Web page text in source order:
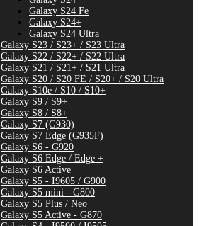
Galaxy S24 Fe
Galaxy S24+
Galaxy S24 Ultra
Galaxy S23 / S23+ / S23 Ultra
Galaxy S22 / S22+ / S22 Ultra
Galaxy S21 / S21+ / S21 Ultra
Galaxy S20 / S20 FE / S20+ / S20 Ultra
Galaxy S10e / S10 / S10+
Galaxy S9 / S9+
Galaxy S8 / S8+
Galaxy S7 (G930)
Galaxy S7 Edge (G935F)
Galaxy S6 - G920
Galaxy S6 Edge / Edge +
Galaxy S6 Active
Galaxy S5 - I9605 / G900
Galaxy S5 mini - G800
Galaxy S5 Plus / Neo
Galaxy S5 Active - G870